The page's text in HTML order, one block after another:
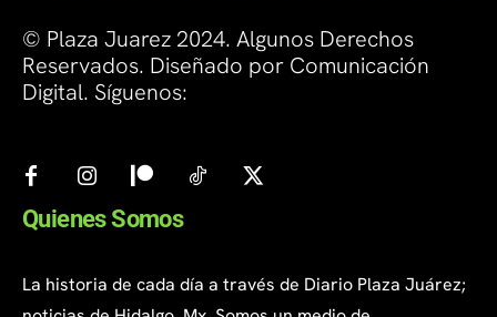
© Plaza Juarez 2024. Algunos Derechos
Reservados. Diseñado por Comunicación
Digital. Síguenos:
Quienes Somos
La historia de cada día a través de Diario Plaza Juárez;